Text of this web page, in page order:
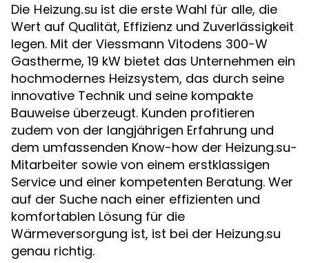
Die Heizung.su ist die erste Wahl für alle, die
Wert auf Qualität, Effizienz und Zuverlässigkeit
legen. Mit der Viessmann Vitodens 300-W
Gastherme, 19 kW bietet das Unternehmen ein
hochmodernes Heizsystem, das durch seine
innovative Technik und seine kompakte
Bauweise überzeugt. Kunden profitieren
zudem von der langjährigen Erfahrung und
dem umfassenden Know-how der Heizung.su-
Mitarbeiter sowie von einem erstklassigen
Service und einer kompetenten Beratung. Wer
auf der Suche nach einer effizienten und
komfortablen Lösung für die
Wärmeversorgung ist, ist bei der Heizung.su
genau richtig.